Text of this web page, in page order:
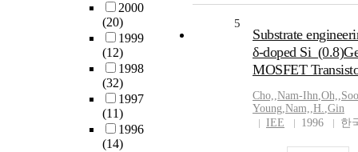
2000
(20)
1999
(12)
1998
(32)
1997
(11)
1996
(14)
5
Substrate
δ-doped
MOSFET
Cho,,Nam-Ihn,Oh,,
Young,Nam,,H.,Gin
IEE
1996 한